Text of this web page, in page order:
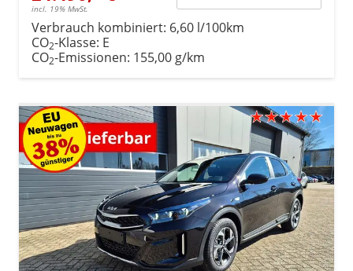
incl. 19% MwSt.
Verbrauch kombiniert: 6,60 l/100km
CO2-Klasse: E
CO2-Emissionen: 155,00 g/km